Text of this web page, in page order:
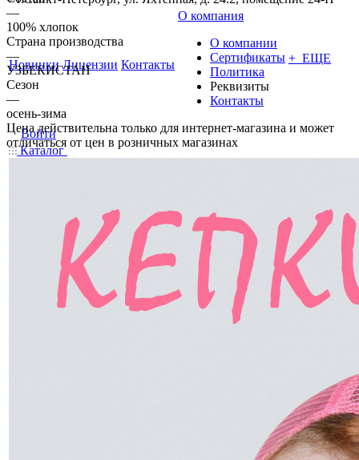
Новинки Лицензии Контакты
О компания
О компании
Сертификаты
Политика
Реквизиты
Контакты
+ ЕЩЕ
Войти
Каталог
—
100% хлопок
Страна производства
—
УЗБЕКИСТАН
Сезон
—
осень-зима
Цена действительна только для интернет-магазина и может
отличаться от цен в розничных магазинах